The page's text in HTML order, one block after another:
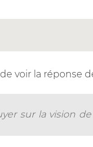
voir la réponse
sur la vision